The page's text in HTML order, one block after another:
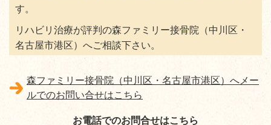
す。
リハビリ治療が評判の森ファミリー接骨院（中川区・
名古屋市港区）へご相談下さい。
森ファミリー接骨院（中川区・名古屋市港区）へメー
ルでのお問い合せはこちら
お電話でのお問合せはこちら